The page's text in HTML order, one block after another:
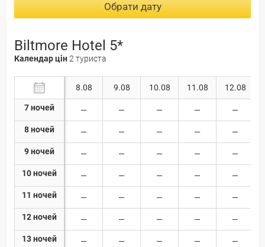
Обрати дату
Biltmore Hotel 5*
Календар цін2 туриста
7 ночей
8 ночей
9 ночей
10 ночей
11 ночей
12 ночей
13 ночей
8.08 9.08 10.08 11.08 12.08